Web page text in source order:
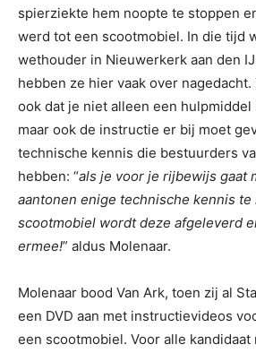
spierziekte hem noopte te stoppen
werd tot een scootmobiel. In die tijd
wethouder in Nieuwerkerk aan den
hebben ze hier vaak over
ook dat je niet alleen een hulpmiddel
maar ook de instructie er bij moet
technische kennis die bestuurders
hebben: “als je voor je rijbewijs gaat
aantonen enige technische kennis te
scootmobiel wordt deze afgeleverd
ermee!” aldus Molenaar.
Molenaar bood Van Ark, toen zij al
een DVD aan met instructievideos
een scootmobiel. Voor alle